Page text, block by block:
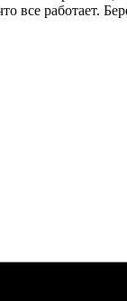
все работает.